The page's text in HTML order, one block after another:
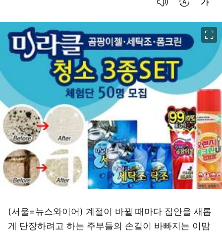
(서울=뉴스와이어) 계절이 바뀔 때마다 집안을 새롭
게 단장하려고 하는 주부들의 손길이 바빠지는 이맘